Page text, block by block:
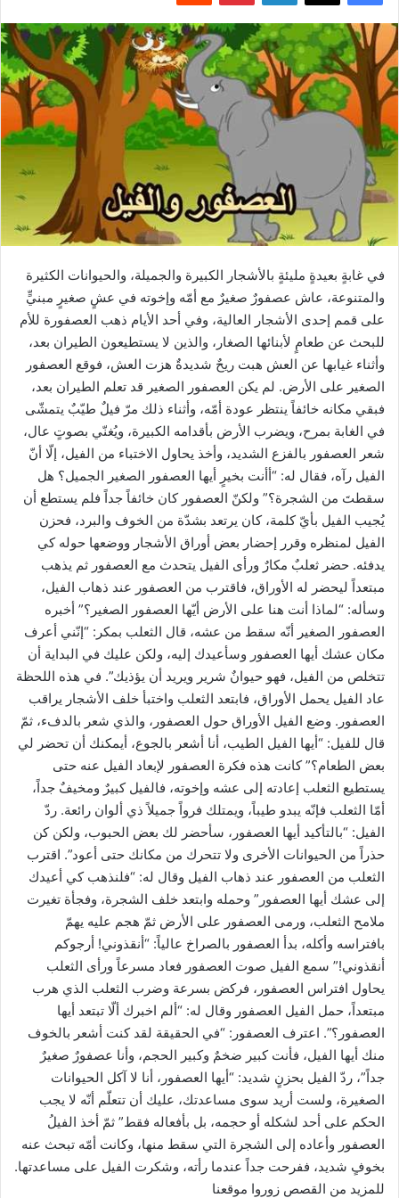
في غابةٍ بعيدةٍ مليئةٍ بالأشجار الكبيرة والجميلة، والحيوانات الكثيرة
والمتنوعة، عاش عصفورٌ صغيرٌ مع أمّه وإخوته في عشٍ صغيرٍ مبنيٍّ
على قمم إحدى الأشجار العالية، وفي أحد الأيام ذهب العصفورة للأم
للبحث عن طعامٍ لأبنائها الصغار، والذين لا يستطيعون الطيران بعد،
وأثناء غيابها عن العش هبت ريحٌ شديدةٌ هزت العش، فوقع العصفور
الصغير على الأرض. لم يكن العصفور الصغير قد تعلم الطيران بعد،
فبقي مكانه خائفاً ينتظر عودة أمّه، وأثناء ذلك مرّ فيلٌ طيّبٌ يتمشّى
في الغابة بمرح، ويضرب الأرض بأقدامه الكبيرة، ويُغنّي بصوتٍ عال،
شعر العصفور بالفزع الشديد، وأخذ يحاول الاختباء من الفيل، إلّا أنّ
الفيل رآه، فقال له: “أأنت بخيرٍ أيها العصفور الصغير الجميل؟ هل
سقطتَ من الشجرة؟” ولكنّ العصفور كان خائفاً جداً فلم يستطع أن
يُجيب الفيل بأيّ كلمة، كان يرتعد بشدّة من الخوف والبرد، فحزن
الفيل لمنظره وقرر إحضار بعض أوراق الأشجار ووضعها حوله كي
يدفئه. حضر ثعلبٌ مكارٌ ورأى الفيل يتحدث مع العصفور ثم يذهب
مبتعداً ليحضر له الأوراق، فاقترب من العصفور عند ذهاب الفيل،
وسأله: “لماذا أنت هنا على الأرض أيّها العصفور الصغير؟” أخبره
العصفور الصغير أنّه سقط من عشه، قال الثعلب بمكر: “إنّني أعرف
مكان عشك أيها العصفور وسأعيدك إليه، ولكن عليك في البداية أن
تتخلص من الفيل، فهو حيوانٌ شرير ويريد أن يؤذيك”. في هذه اللحظة
عاد الفيل يحمل الأوراق، فابتعد الثعلب واختبأ خلف الأشجار يراقب
العصفور. وضع الفيل الأوراق حول العصفور، والذي شعر بالدفء، ثمّ
قال للفيل: “أيها الفيل الطيب، أنا أشعر بالجوع، أيمكنك أن تحضر لي
بعض الطعام؟” كانت هذه فكرة العصفور لإبعاد الفيل عنه حتى
يستطيع الثعلب إعادته إلى عشه وإخوته، فالفيل كبيرٌ ومخيفٌ جداً،
أمّا الثعلب فإنّه يبدو طيباً، ويمتلك فرواً جميلاً ذي ألوان رائعة. ردّ
الفيل: “بالتأكيد أيها العصفور، سأحضر لك بعض الحبوب، ولكن كن
حذراً من الحيوانات الأخرى ولا تتحرك من مكانك حتى أعود”. اقترب
الثعلب من العصفور عند ذهاب الفيل وقال له: “فلنذهب كي أعيدك
إلى عشك أيها العصفور” وحمله وابتعد خلف الشجرة، وفجأة تغيرت
ملامح الثعلب، ورمى العصفور على الأرض ثمّ هجم عليه يهمّ
بافتراسه وأكله، بدأ العصفور بالصراخ عالياً: “أنقذوني! أرجوكم
أنقذوني!” سمع الفيل صوت العصفور فعاد مسرعاً ورأى الثعلب
يحاول افتراس العصفور، فركض بسرعة وضرب الثعلب الذي هرب
مبتعداً، حمل الفيل العصفور وقال له: “ألم اخبرك ألّا تبتعد أيها
العصفور؟”. اعترف العصفور: “في الحقيقة لقد كنت أشعر بالخوف
منك أيها الفيل، فأنت كبير ضخمٌ وكبير الحجم، وأنا عصفورٌ صغيرٌ
جداً”، ردّ الفيل بحزنٍ شديد: “أيها العصفور، أنا لا آكل الحيوانات
الصغيرة، ولست أريد سوى مساعدتك، عليك أن تتعلّم أنّه لا يجب
الحكم على أحد لشكله أو حجمه، بل بأفعاله فقط” ثمّ أخذ الفيلُ
العصفور وأعاده إلى الشجرة التي سقط منها، وكانت أمّه تبحث عنه
بخوفٍ شديد، ففرحت جداً عندما رأته، وشكرت الفيل على مساعدتها.
للمزيد من القصص زوروا موقعنا